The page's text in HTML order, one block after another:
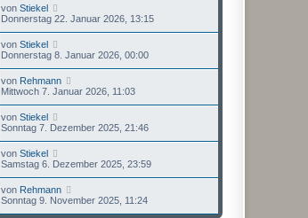
von Stiekel
Donnerstag 22. Januar 2026, 13:15
von Stiekel
Donnerstag 8. Januar 2026, 00:00
von Rehmann
Mittwoch 7. Januar 2026, 11:03
von Stiekel
Sonntag 7. Dezember 2025, 21:46
von Stiekel
Samstag 6. Dezember 2025, 23:59
von Rehmann
Sonntag 9. November 2025, 11:24